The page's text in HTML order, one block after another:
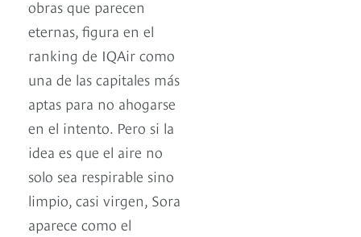
obras que parecen
eternas, figura en el
ranking de IQAir como
una de las capitales más
aptas para no ahogarse
en el intento. Pero si la
idea es que el aire no
solo sea respirable sino
limpio, casi virgen, Sora
aparece como el